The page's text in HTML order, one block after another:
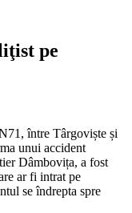
pe
între Târgoviște și
unui accident
Dâmbovița, a fost
ar fi intrat pe
se îndrepta spre